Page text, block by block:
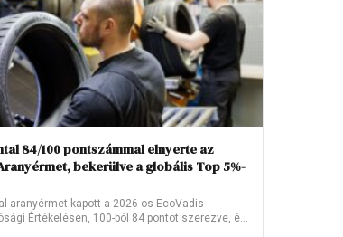
84/100 pontszámmal elnyerte az
bekerülve a globális Top 5%-
aranyérmet kapott a 2026-os EcoVadis
Értékelésen, 100-ból 84 pontot szerezve, és